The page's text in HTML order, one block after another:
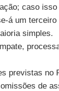
caso
á um terceiro
simples.
previstas no
de